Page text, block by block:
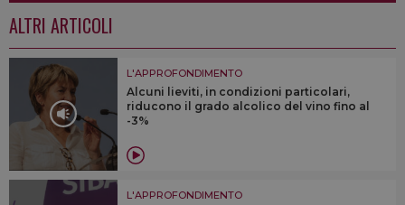
ALTRI ARTICOLI
L'APPROFONDIMENTO
Alcuni lieviti, in condizioni particolari,
riducono il grado alcolico del vino fino al
-3%
L'APPROFONDIMENTO